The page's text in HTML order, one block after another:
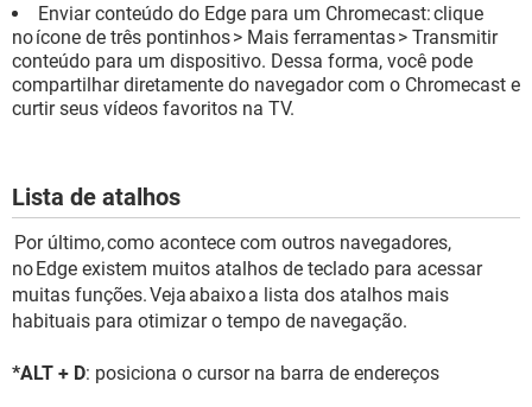
Enviar conteúdo do Edge para um Chromecast: clique
no ícone de três pontinhos > Mais ferramentas > Transmitir
conteúdo para um dispositivo. Dessa forma, você pode
compartilhar diretamente do navegador com o Chromecast e
curtir seus vídeos favoritos na TV.
Lista de atalhos
Por último, como acontece com outros navegadores,
no Edge existem muitos atalhos de teclado para acessar
muitas funções. Veja abaixo a lista dos atalhos mais
habituais para otimizar o tempo de navegação.
*ALT + D: posiciona o cursor na barra de endereços